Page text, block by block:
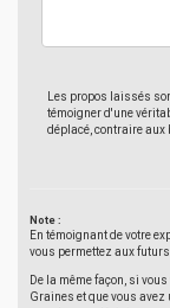
Les propos laissés
témoigner d'une
déplacé, contraire
Note :
En témoignant de votre
vous permettez aux
De la même façon, si
Graines et que vous